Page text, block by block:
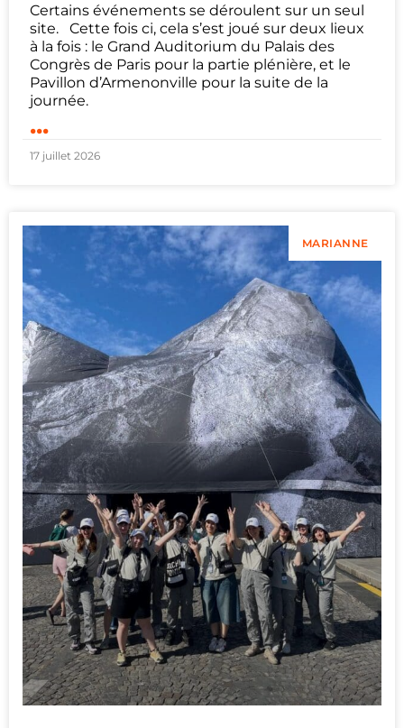
Certains événements se déroulent sur un seul
site. Cette fois ci, cela s’est joué sur deux lieux
à la fois : le Grand Auditorium du Palais des
Congrès de Paris pour la partie plénière, et le
Pavillon d’Armenonville pour la suite de la
journée.
...
17 juillet 2026
MARIANNE